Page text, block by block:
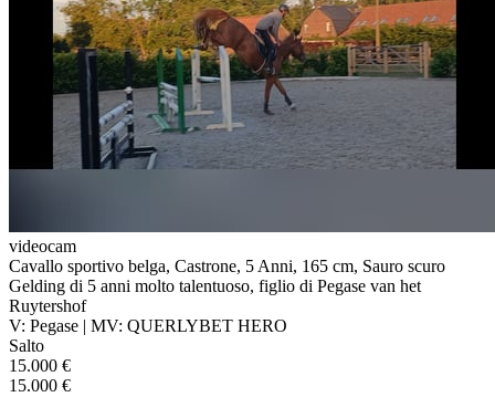
videocam
Cavallo sportivo belga, Castrone, 5 Anni, 165 cm, Sauro scuro
Gelding di 5 anni molto talentuoso, figlio di Pegase van het
Ruytershof
V: Pegase | MV: QUERLYBET HERO
Salto
15.000 €
15.000 €